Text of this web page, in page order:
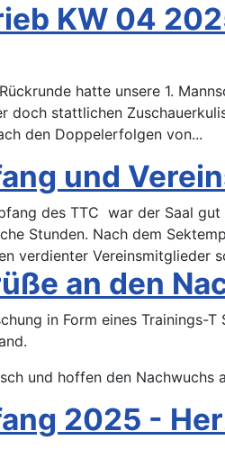
KW 04
hatte unsere 1.
doch stattlichen
den Doppelerfolgen von...
und
des TTC war der Saal
Stunden. Nach dem
verdienter Vereinsmitglieder
an den
in Form eines Trainings-
und hoffen den Nachwuchs
2025 -